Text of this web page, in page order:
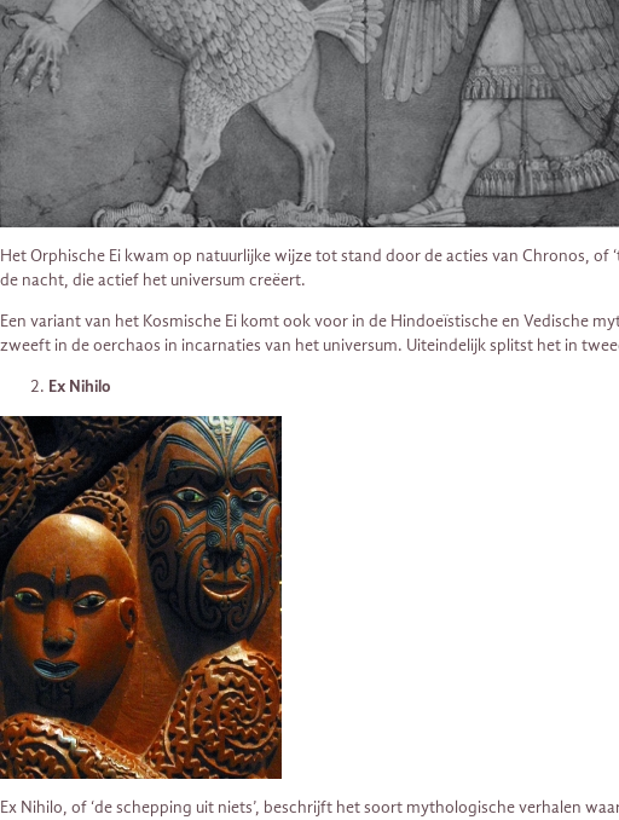
Het Orphische Ei kwam op natuurlijke wijze tot stand door de acties van Chronos, of
de nacht, die actief het universum creëert.
Een variant van het Kosmische Ei komt ook voor in de Hindoeïstische en Vedische
zweeft in de oerchaos in incarnaties van het universum. Uiteindelijk splitst het in
Ex Nihilo
Ex Nihilo, of ‘de schepping uit niets’, beschrijft het soort mythologische verhalen